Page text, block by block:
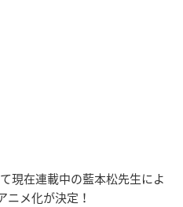
現在連載中の藍本松先生によ
ニメ化が決定！